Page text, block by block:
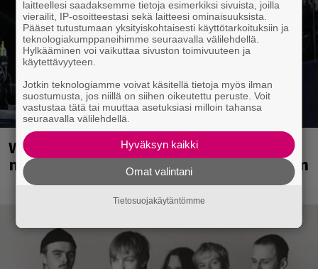
Weezer palaa Suomeen yli
neljännesvuosisadan odotuksen jälkeen
laitteellesi saadaksemme tietoja esimerkiksi sivuista, joilla
vierailit, IP-osoitteestasi sekä laitteesi ominaisuuksista.
Pääset tutustumaan yksityiskohtaisesti käyttötarkoituksiin ja
teknologiakumppaneihimme seuraavalla välilehdellä.
Hylkääminen voi vaikuttaa sivuston toimivuuteen ja
käytettävyyteen.
Jotkin teknologiamme voivat käsitellä tietoja myös ilman
suostumusta, jos niillä on siihen oikeutettu peruste. Voit
vastustaa tätä tai muuttaa asetuksiasi milloin tahansa
seuraavalla välilehdellä.
Hyväksyn kaikki
Omat valintani
Tietosuojakäytäntömme